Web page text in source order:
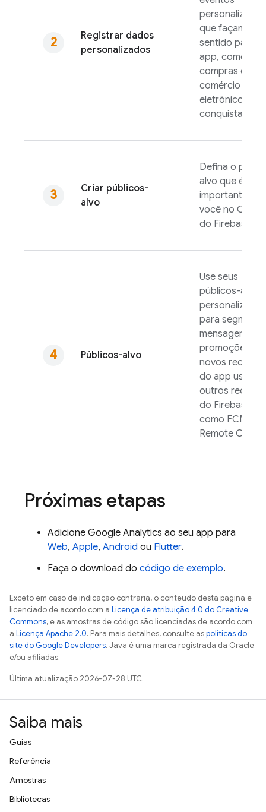
Registrar dados
personalizados
personalizados
que façam
sentido para
app, como
compras de
comércio
eletrônico ou
conquistas.
Criar públicos-
alvo
Defina o
alvo que é
importante
você no
do Firebase
Públicos-alvo
Use seus
públicos-alvo
personalizados
para
mensagens,
promoções ou
novos
do app usando
outros
do Firebase,
como FCM
Remote Config
Próximas etapas
Adicione Google Analytics ao seu app para
Web, Apple, Android ou Flutter.
Faça o download do código de exemplo.
Exceto em caso de indicação contrária, o conteúdo desta página é
licenciado de acordo com a Licença de atribuição 4.0 do Creative
Commons, e as amostras de código são licenciadas de acordo com
a Licença Apache 2.0. Para mais detalhes, consulte aspolíticas do
site do Google Developers. Java é uma marca registrada da Oracle
e/ou afiliadas.
Última atualização 2026-07-28 UTC.
Saiba mais
Guias
Referência
Amostras
Bibliotecas